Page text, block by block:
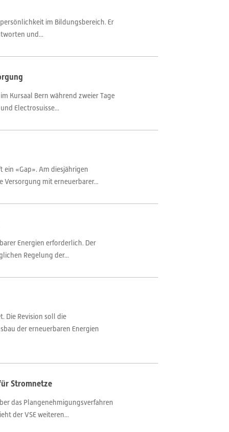
im Bildungsbereich. Er
und...
Kursaal Bern während zweier Tage
Electrosuisse...
«Gap». Am diesjährigen
Versorgung mit erneuerbarer...
Energien erforderlich. Der
Regelung der...
Die Revision soll die
der erneuerbaren Energien
Stromnetze
das Plangenehmigungsverfahren
der VSE weiteren...